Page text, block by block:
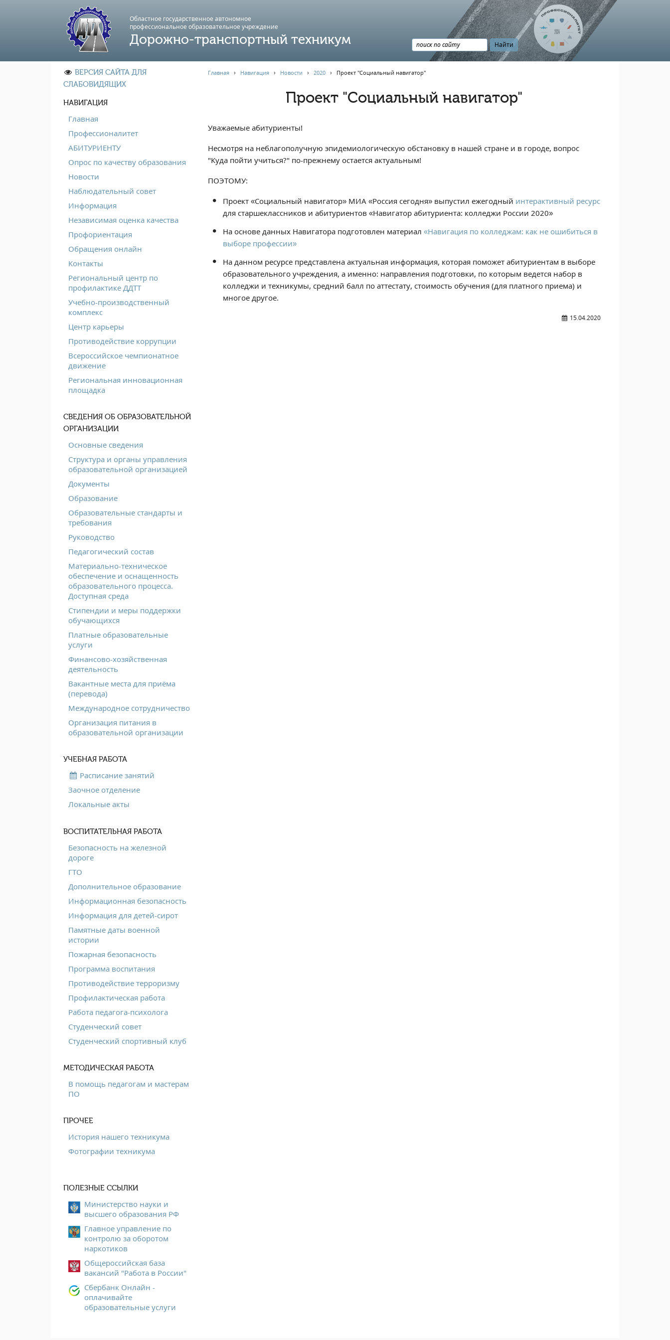
Областное государственное автономное
профессиональноe образовательное учреждение
Дорожно-транспортный техникум
ВЕРСИЯ САЙТА ДЛЯ
СЛАБОВИДЯЩИХ
НАВИГАЦИЯ
Главная
Профессионалитет
АБИТУРИЕНТУ
Опрос по качеству образования
Новости
Наблюдательный совет
Информация
Независимая оценка качества
Профориентация
Обращения онлайн
Контакты
Региональный центр по
профилактике ДДТТ
Учебно-производственный
комплекс
Центр карьеры
Противодействие коррупции
Всероссийское чемпионатное
движение
Региональная инновационная
площадка
СВЕДЕНИЯ ОБ ОБРАЗОВАТЕЛЬНОЙ
ОРГАНИЗАЦИИ
Основные сведения
Структура и органы управления
образовательной организацией
Документы
Образование
Образовательные стандарты и
требования
Руководство
Педагогический состав
Материально-техническое
обеспечение и оснащенность
образовательного процесса.
Доступная среда
Стипендии и меры поддержки
обучающихся
Платные образовательные
услуги
Финансово-хозяйственная
деятельность
Вакантные места для приёма
(перевода)
Международное сотрудничество
Организация питания в
образовательной организации
УЧЕБНАЯ РАБОТА
Расписание занятий
Заочное отделение
Локальные акты
ВОСПИТАТЕЛЬНАЯ РАБОТА
Безопасность на железной
дороге
ГТО
Дополнительное образование
Информационная безопасность
Информация для детей-сирот
Памятные даты военной
истории
Пожарная безопасность
Программа воспитания
Противодействие терроризму
Профилактическая работа
Работа педагога-психолога
Студенческий совет
Студенческий спортивный клуб
МЕТОДИЧЕСКАЯ РАБОТА
В помощь педагогам и мастерам
ПО
ПРОЧЕЕ
История нашего техникума
Фотографии техникума
ПОЛЕЗНЫЕ ССЫЛКИ
Министерство науки и
высшего образования РФ
Главное управление по
контролю за оборотом
наркотиков
Общероссийская база
вакансий "Работа в России"
Сбербанк Онлайн -
оплачивайте
образовательные услуги
Главная› Навигация› Новости › 2020› Проект "Социальный навигатор"
Проект "Социальный навигатор"
Уважаемые абитуриенты!
Несмотря на неблагополучную эпидемиологическую обстановку в нашей стране и в городе, вопрос
"Куда пойти учиться?" по-прежнему остается актуальным!
ПОЭТОМУ:
Проект «Социальный навигатор» МИА «Россия сегодня» выпустил ежегодный интерактивный ресурс
для старшеклассников и абитуриентов «Навигатор абитуриента: колледжи России 2020»
На основе данных Навигатора подготовлен материал «Навигация по колледжам: как не ошибиться в
выборе профессии»
На данном ресурсе представлена актуальная информация, которая поможет абитуриентам в выборе
образовательного учреждения, а именно: направления подготовки, по которым ведется набор в
колледжи и техникумы, средний балл по аттестату, стоимость обучения (для платного приема) и
многое другое.
15.04.2020